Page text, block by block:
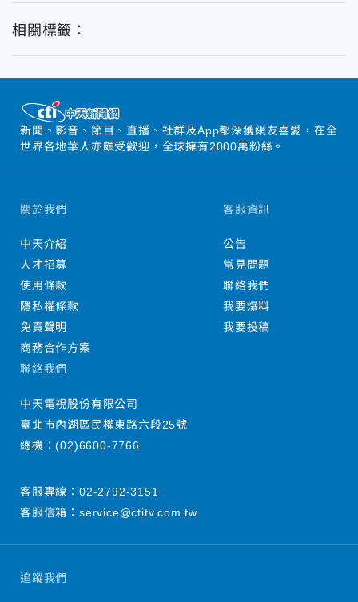
相關標籤：
新聞、影音、節目、直播、社群及App都深獲網友喜愛，在全
世界各地華人亦頗受歡迎，全球擁有2000萬粉絲。
追蹤我們
關於我們
中天介紹
人才招募
使用條款
隱私權條款
免責聲明
商務合作方案
客服資訊
公告
常見問題
聯絡我們
我要爆料
我要投稿
聯絡我們
中天電視股份有限公司
臺北市內湖區民權東路六段25號
總機：(02)6600-7766
客服專線： 02-2792-3151
客服信箱： service@ctitv.com.tw